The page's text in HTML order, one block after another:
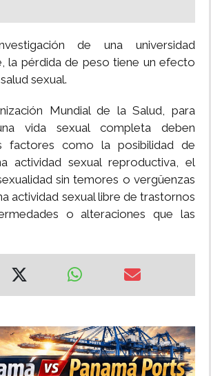
de una universidad
la pérdida de peso tiene un efecto
sexual.
Mundial de la Salud, para
vida sexual completa deben
factores como la posibilidad de
actividad sexual reproductiva, el
sin temores o vergüenzas
actividad sexual libre de trastornos
o alteraciones que las